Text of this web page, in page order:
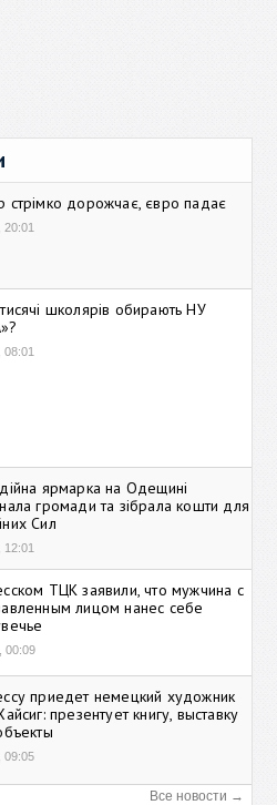
стрімко дорожчає, євро падає
20:01
школярів обирають НУ
08:01
ярмарка на Одещині
громади та зібрала кошти для
Сил
12:01
ТЦК заявили, что мужчина с
лицом нанес себе
00:09
приедет немецкий художник
презентует книгу, выставку
09:05
Все новости →